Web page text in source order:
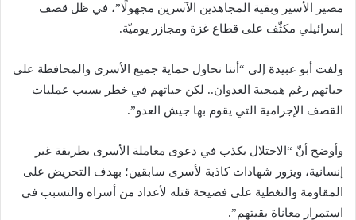
مصير الأسير وبقية المجاهدين الآسرين مجهولًا”، في ظل قصف
إسرائيلي مكثّف على قطاع غزة ومجازر يوميّة.
ولفت أبو عبيدة إلى “أننا نحاول حماية جميع الأسرى والمحافظة على
حياتهم رغم همجية العدوان.. لكن حياتهم في خطر بسبب عمليات
القصف الإجرامية التي يقوم بها جيش العدو”.
وأوضح أنّ “الاحتلال يكذب في دعوى معاملة الأسرى بطريقة غير
إنسانية، ويزور شهادات كاذبة لأسرى سابقين؛ بهدف التحريض على
المقاومة والتغطية على فضيحة قتله لأعداد من أسراه والتسبب في
استمرار معاناة بقيتهم”.